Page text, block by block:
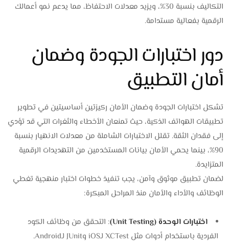
التكاليف بنسبة 30%، ويزيد معدلات الاحتفاظ، مما يدعم نمو أعمالك
الرقمية بفعالية مستدامة.
دور اختبارات الجودة وضمان
أمان التطبيق
تشكل اختبارات الجودة وضمان الأمان ركيزتين أساسيتين في تطوير
تطبيقات الهواتف الذكية، حيث تمنعان الأخطاء والثغرات التي قد تؤدي
إلى فقدان الثقة. تقلل الاختبارات الشاملة من معدلات الانهيار بنسبة
90%، بينما يحمي الأمان بيانات المستخدمين من التهديدات الرقمية
المتزايدة.
لضمان تطبيق موثوق وآمن، يجب تنفيذ خطوات اختبار منهجية تغطي
الوظائف والأداء والأمان منذ المراحل المبكرة:
اختبارات الوحدة (Unit Testing)
: التحقق من وظائف الكود
الفردية باستخدام أدوات مثل XCTest لـiOS وJUnit لـAndroid.